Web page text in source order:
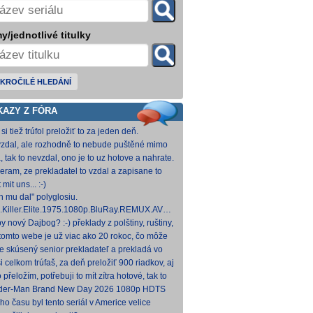
jednotlivé titulky
HLEDÁNÍ
Z FÓRA
si tiež trúfol preložiť to za jeden deň.
ale rozhodně to nebude puštěné mimo
Samozřejmě překladač.
tak to nevzdal, ono je to uz hotove a nahrate.
ze prekladatel to vzdal a zapisane to
mit uns... :-)
mu dal" polyglosiu.
[21,73 GB] Dnes na WS.
nový Dajbog? :-) překlady z polštiny, ruštiny,
francouzštiny, angličtiny (12-24 hod
webe je už viac ako 20 rokoc, čo môže
vyšší vek (pokojne aj nad 40, či 50).
skúsený senior prekladateľ a prekladá vo
pre Netflix, HBO a iné, nemal by to byť
celkom trúfaš, za deň preložiť 900 riadkov, aj
a nenáročných, plus úprava
přeložím, potřebuji to mít zítra hotové, tak to
rovnou hodim.
Man Brand New Day 2026 1080p HDTS
0 H 264-LMNTRY
času byl tento seriál v Americe velice